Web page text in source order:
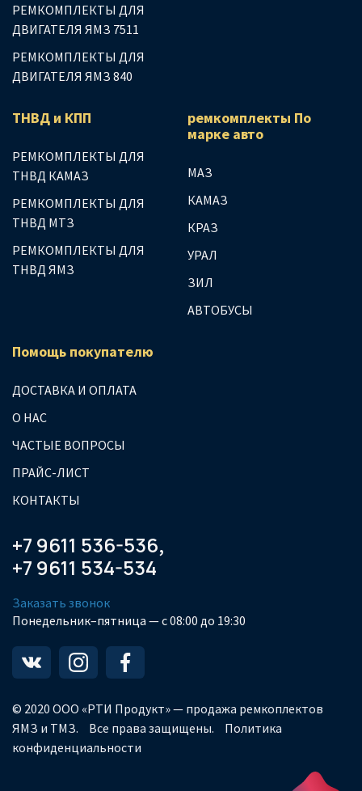
РЕМКОМПЛЕКТЫ ДЛЯ
ДВИГАТЕЛЯ ЯМЗ 7511
РЕМКОМПЛЕКТЫ ДЛЯ
ДВИГАТЕЛЯ ЯМЗ 840
ТНВД и КПП
РЕМКОМПЛЕКТЫ ДЛЯ
ТНВД КАМАЗ
РЕМКОМПЛЕКТЫ ДЛЯ
ТНВД МТЗ
РЕМКОМПЛЕКТЫ ДЛЯ
ТНВД ЯМЗ
ремкомплекты По
марке авто
МАЗ
КАМАЗ
КРАЗ
УРАЛ
ЗИЛ
АВТОБУСЫ
Помощь покупателю
ДОСТАВКА И ОПЛАТА
О НАС
ЧАСТЫЕ ВОПРОСЫ
ПРАЙС-ЛИСТ
КОНТАКТЫ
+7 9611 536-536,
+7 9611 534-534
Заказать звонок
Понедельник–пятница — с 08:00 до 19:30
© 2020 ООО «РТИ Продукт» — продажа ремкоплектов
ЯМЗ и ТМЗ.
Все права защищены.
Политика
конфиденциальности